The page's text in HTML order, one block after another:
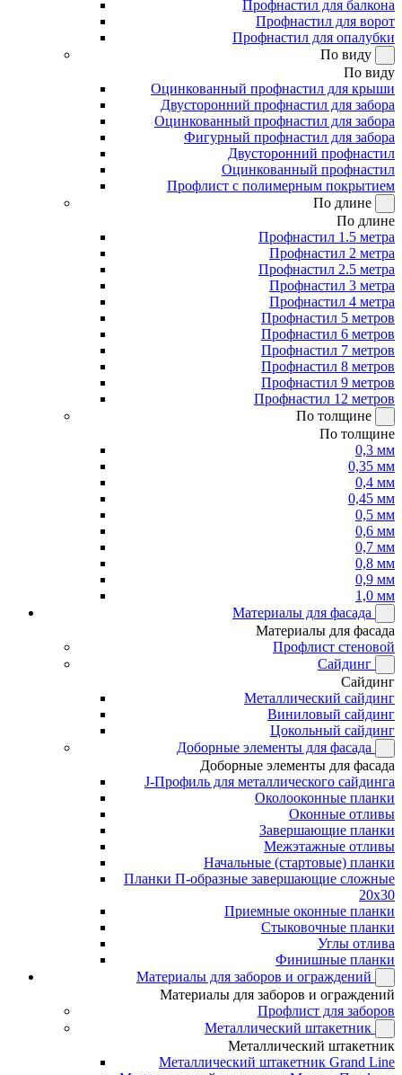
Профнастил для балкона
Профнастил для ворот
Профнастил для опалубки
По виду
По виду
Оцинкованный профнастил для крыши
Двусторонний профнастил для забора
Оцинкованный профнастил для забора
Фигурный профнастил для забора
Двусторонний профнастил
Оцинкованный профнастил
Профлист с полимерным покрытием
По длине
По длине
Профнастил 1.5 метра
Профнастил 2 метра
Профнастил 2.5 метра
Профнастил 3 метра
Профнастил 4 метра
Профнастил 5 метров
Профнастил 6 метров
Профнастил 7 метров
Профнастил 8 метров
Профнастил 9 метров
Профнастил 12 метров
По толщине
По толщине
0,3 мм
0,35 мм
0,4 мм
0,45 мм
0,5 мм
0,6 мм
0,7 мм
0,8 мм
0,9 мм
1,0 мм
Материалы для фасада
Материалы для фасада
Профлист стеновой
Сайдинг
Сайдинг
Металлический сайдинг
Виниловый сайдинг
Цокольный сайдинг
Доборные элементы для фасада
Доборные элементы для фасада
J-Профиль для металлического сайдинга
Околооконные планки
Оконные отливы
Завершающие планки
Межэтажные отливы
Начальные (стартовые) планки
Планки П-образные завершающие сложные
20x30
Приемные оконные планки
Стыковочные планки
Углы отлива
Финишные планки
Материалы для заборов и ограждений
Материалы для заборов и ограждений
Профлист для заборов
Металлический штакетник
Металлический штакетник
Металлический штакетник Grand Line